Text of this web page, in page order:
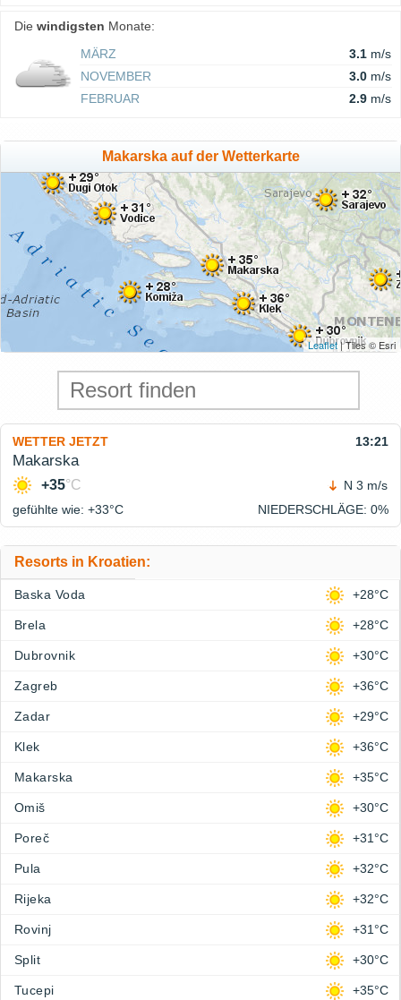
Die windigsten Monate:
MÄRZ
3.1 m/s
NOVEMBER
3.0 m/s
FEBRUAR
2.9 m/s
Makarska auf der Wetterkarte
Leaflet| Tiles © Esri
WETTER JETZT 13:21
Makarska
+35°C
N 3 m/s
gefühlte wie: +33°C NIEDERSCHLÄGE: 0%
Resorts in Kroatien:
Baska Voda +28°C
Brela +28°C
Dubrovnik +30°C
Zagreb +36°C
Zadar +29°C
Klek +36°C
Makarska +35°C
Omiš +30°C
Poreč +31°C
Pula +32°C
Rijeka +32°C
Rovinj +31°C
Split +30°C
Tucepi +35°C